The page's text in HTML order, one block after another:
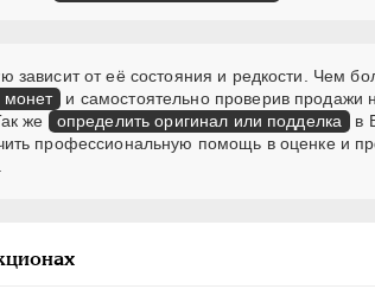
от её состояния и редкости. Чем
монет
и самостоятельно проверив
же
определить оригинал или подделка
в
профессиональную помощь в оценке и